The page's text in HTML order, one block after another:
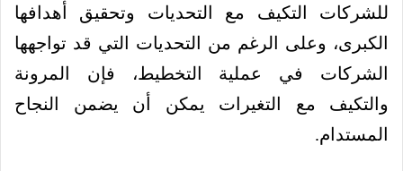
للشركات التكيف مع التحديات وتحقيق أهدافها
الكبرى، وعلى الرغم من التحديات التي قد تواجهها
الشركات في عملية التخطيط، فإن المرونة
والتكيف مع التغيرات يمكن أن يضمن النجاح
المستدام.